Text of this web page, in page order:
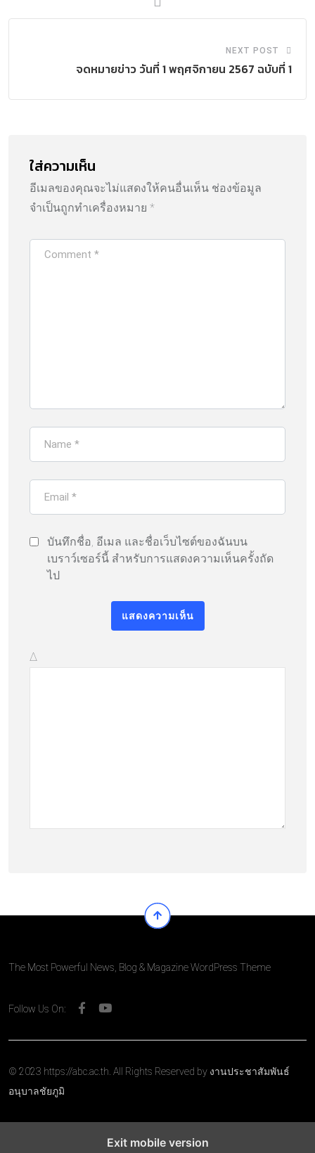
NEXT POST
จดหมายข่าว วันที่ 1 พฤศจิกายน 2567 ฉบับที่ 1
ใส่ความเห็น
อีเมลของคุณจะไม่แสดงให้คนอื่นเห็น ช่องข้อมูล
จำเป็นถูกทำเครื่องหมาย *
บันทึกชื่อ, อีเมล และชื่อเว็บไซต์ของฉันบน
เบราว์เซอร์นี้ สำหรับการแสดงความเห็นครั้งถัด
ไป
Δ
The Most Powerful News, Blog & Magazine WordPress Theme
Follow Us On:
© 2023 https://abc.ac.th. All Rights Reserved by งานประชาสัมพันธ์
อนุบาลชัยภูมิ
Exit mobile version